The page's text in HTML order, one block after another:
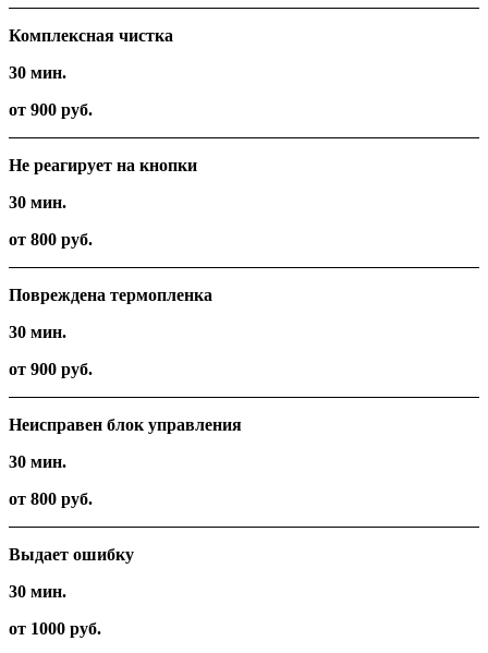
Комплексная чистка
30 мин.
от 900 руб.
Не реагирует на кнопки
30 мин.
от 800 руб.
Повреждена термопленка
30 мин.
от 900 руб.
Неисправен блок управления
30 мин.
от 800 руб.
Выдает ошибку
30 мин.
от 1000 руб.